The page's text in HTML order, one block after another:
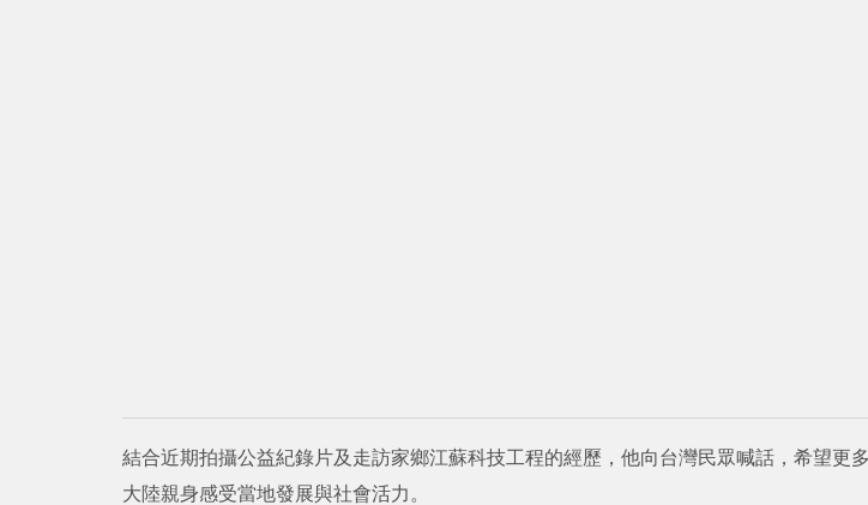
結合近期拍攝公益紀錄片及走訪家鄉江蘇科技工程的經歷，他向台灣民眾喊話，希望更
大陸親身感受當地發展與社會活力。